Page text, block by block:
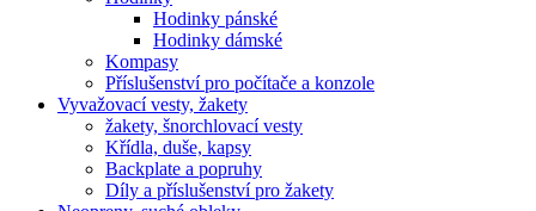
Hodinky pánské
Hodinky dámské
Kompasy
Příslušenství pro počítače a konzole
Vyvažovací vesty, žakety
žakety, šnorchlovací vesty
Křídla, duše, kapsy
Backplate a popruhy
Díly a příslušenství pro žakety